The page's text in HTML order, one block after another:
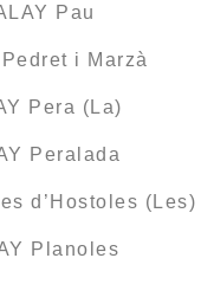
Pau
i Marzà
Pera (La)
Peralada
d’Hostoles (Les)
Planoles